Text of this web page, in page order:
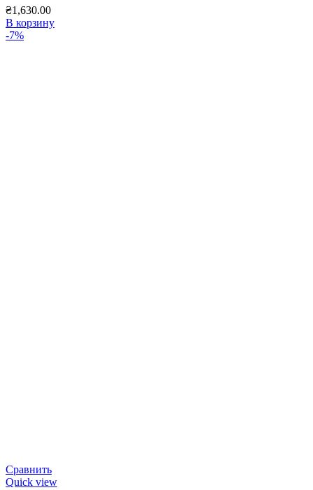
₴1,630.00
В корзину
-7%
Сравнить
Quick view